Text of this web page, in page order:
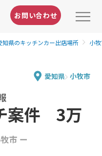
お問い合わせ
知県のキッチンカー出店場所 小
愛知県 小牧市
案件 3万
市 ー